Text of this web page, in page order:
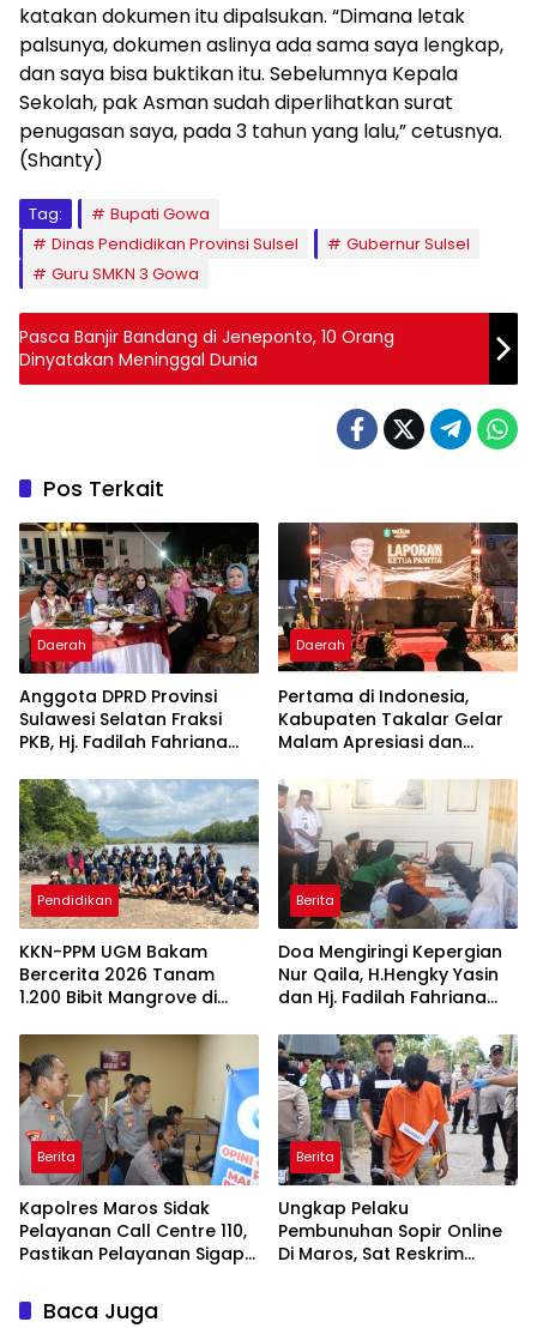
katakan dokumen itu dipalsukan. “Dimana letak
palsunya, dokumen aslinya ada sama saya lengkap,
dan saya bisa buktikan itu. Sebelumnya Kepala
Sekolah, pak Asman sudah diperlihatkan surat
penugasan saya, pada 3 tahun yang lalu,” cetusnya.
(Shanty)
Tag:
Bupati Gowa
Dinas Pendidikan Provinsi Sulsel
Gubernur Sulsel
Guru SMKN 3 Gowa
Pasca Banjir Bandang di Jeneponto, 10 Orang
Dinyatakan Meninggal Dunia
Pos Terkait
Daerah
Anggota DPRD Provinsi
Sulawesi Selatan Fraksi
PKB, Hj. Fadilah Fahriana
Takalar Menyalakan
Lentera Pengabdian
Melalui Malam Apresiasi
dan Inovasi Award 2026
Daerah
Pertama di Indonesia,
Kabupaten Takalar Gelar
Malam Apresiasi dan
Panggung Penghargaan
bagi Pelayan Publik
Berprestasi
Pendidikan
KKN-PPM UGM Bakam
Bercerita 2026 Tanam
1.200 Bibit Mangrove di
Berita
Doa Mengiringi Kepergian
Nur Qaila, H.Hengky Yasin
dan Hj. Fadilah Fahriana
Keluarga
Berita
Kapolres Maros Sidak
Pelayanan Call Centre 110,
Pastikan Pelayanan Sigap
Berita
Ungkap Pelaku
Pembunuhan Sopir Online
Di Maros, Sat Reskrim
Baca Juga